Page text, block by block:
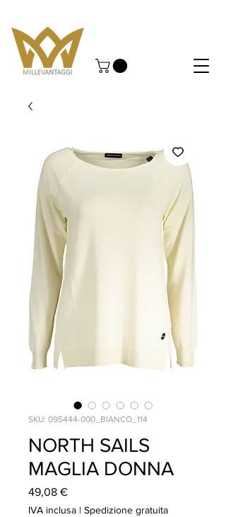
SKU: 095444-000_BIANCO_114
NORTH SAILS
MAGLIA DONNA
49,08 €Prezzo
IVA inclusa | Spedizione gratuita